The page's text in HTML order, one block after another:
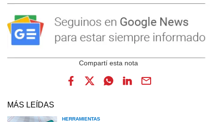
MÁS LEÍDAS
HERRAMIENTAS